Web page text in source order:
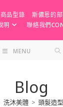
商品型錄 斯儂恩的
明
聯絡我們
MENU
Blog
洗沐美體 > 頭髮造型